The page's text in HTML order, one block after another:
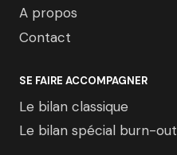
A propos
Contact
SE FAIRE ACCOMPAGNER
Le bilan classique
Le bilan spécial burn-out